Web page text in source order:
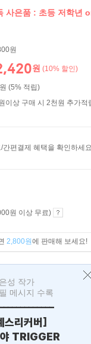
사은품 : 초등 저학년
원
원 (10% 할인)
(5% 적립)
이상 구매 시 2천원 추가적
/간편결제 혜택을 확인하세요
원 이상 무료)
2,800원에 판매해 보세요!
성 작가
메시지 수록
스리커버]
TRIGGER